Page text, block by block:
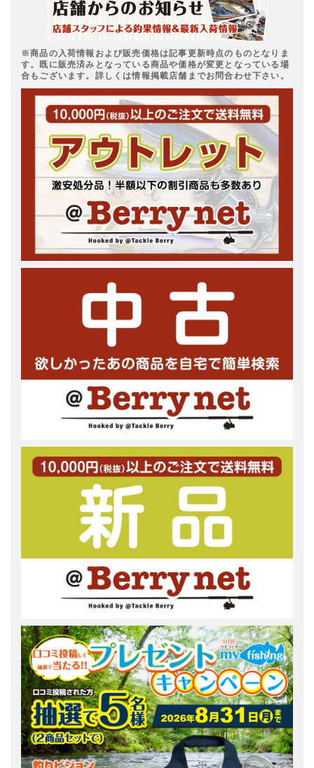
※商品の入荷情報および販売価格は記事更新時点のものとなりま
す。既に販売済みとなっている商品や価格が変更となっている場
合もございます。詳しくは情報掲載店舗までお問合わせ下さい。